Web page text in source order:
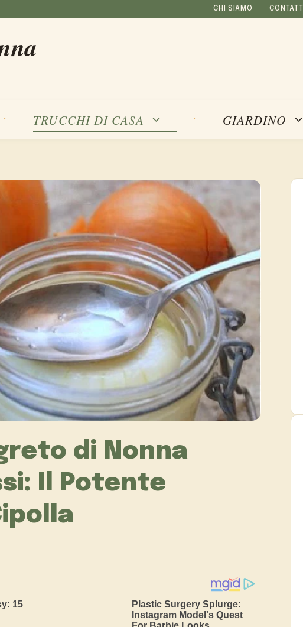
CHI SIAMO CONTATTI
TRUCCHI DI CASA GIARDINO
di Nonna
Il Potente